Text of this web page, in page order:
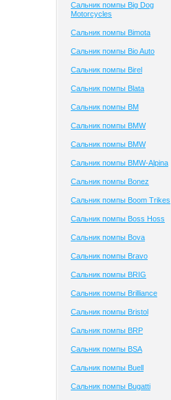
Сальник помпы Big Dog
Motorcycles
Сальник помпы Bimota
Сальник помпы Bio Auto
Сальник помпы Birel
Сальник помпы Blata
Сальник помпы BM
Сальник помпы BMW
Сальник помпы BMW
Сальник помпы BMW-Alpina
Сальник помпы Bonez
Сальник помпы Boom Trikes
Сальник помпы Boss Hoss
Сальник помпы Bova
Сальник помпы Bravo
Сальник помпы BRIG
Сальник помпы Brilliance
Сальник помпы Bristol
Сальник помпы BRP
Сальник помпы BSA
Сальник помпы Buell
Сальник помпы Bugatti